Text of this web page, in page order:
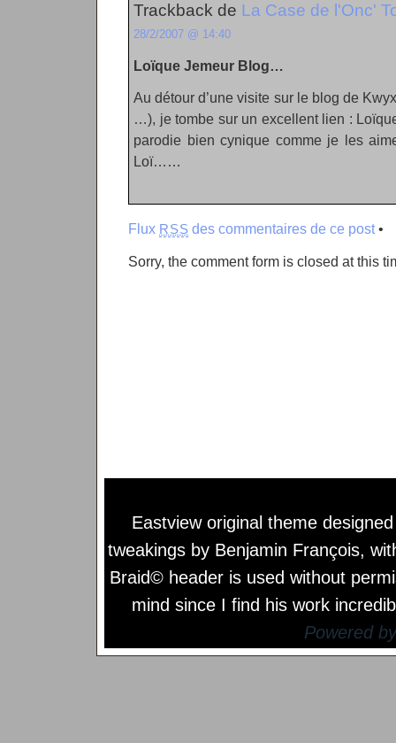
Trackback de La Case de l'Onc'
28/2/2007 @ 14:40
Loïque Jemeur Blog…
Au détour d’une visite sur le blog de
…), je tombe sur un excellent lien :
parodie bien cynique comme je les
Loï……
Flux RSS des commentaires de ce post•
Sorry, the comment form is closed at this
Eastview original theme
tweakings by Benjamin François,
Braid© header is used without
mind since I find his work
Powered